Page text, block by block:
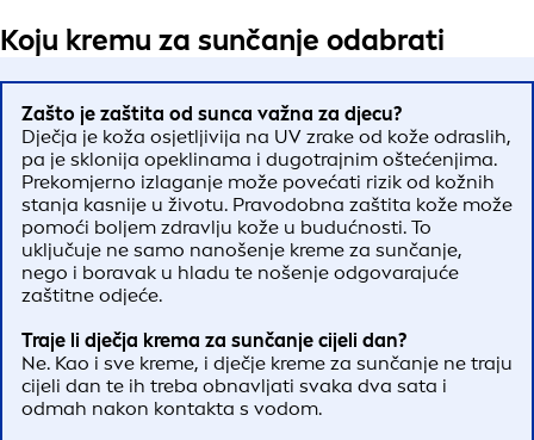
Koju kremu za sunčanje odabrati
Zašto je zaštita od sunca važna za djecu?
Dječja je koža osjetljivija na UV zrake od kože odraslih,
pa je sklonija opeklinama i dugotrajnim oštećenjima.
Prekomjerno izlaganje može povećati rizik od kožnih
stanja kasnije u životu. Pravodobna zaštita kože može
pomoći boljem zdravlju kože u budućnosti. To
uključuje ne samo nanošenje kreme za sunčanje,
nego i boravak u hladu te nošenje odgovarajuće
zaštitne odjeće.
Traje li dječja krema za sunčanje cijeli dan?
Ne. Kao i sve kreme, i dječje kreme za sunčanje ne traju
cijeli dan te ih treba obnavljati svaka dva sata i
odmah nakon kontakta s vodom.